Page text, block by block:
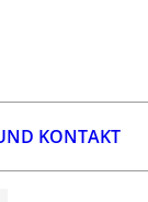
KONTAKT